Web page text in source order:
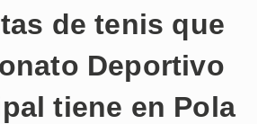
de tenis que
Deportivo
tiene en Pola